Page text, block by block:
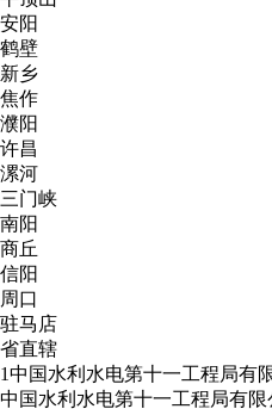
安阳
鹤壁
新乡
焦作
濮阳
许昌
漯河
三门峡
南阳
商丘
信阳
周口
驻马店
省直辖
1中国水利水电第十一工程局有
中国水利水电第十一工程局有